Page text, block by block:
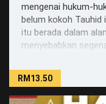
mengenai hukum-
belum kokoh Tauhid
itu berada dalam
menyebabkan
RM13.50